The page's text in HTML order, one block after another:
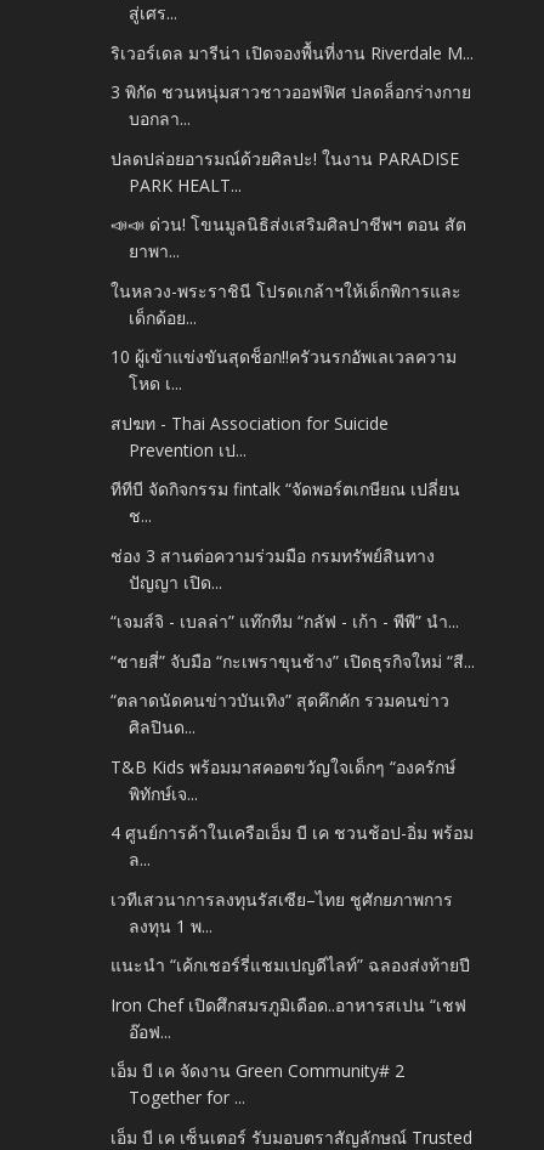
สู่เศร...
ริเวอร์เดล มารีน่า เปิดจองพื้นที่งาน Riverdale M...
3 พิกัด ชวนหนุ่มสาวชาวออฟฟิศ ปลดล็อกร่างกาย
บอกลา...
ปลดปล่อยอารมณ์ด้วยศิลปะ! ในงาน PARADISE
PARK HEALT...
📣📣 ด่วน! โขนมูลนิธิส่งเสริมศิลปาชีพฯ ตอน สัต
ยาพา...
ในหลวง-พระราชินี โปรดเกล้าฯให้เด็กพิการและ
เด็กด้อย...
10 ผู้เข้าแข่งขันสุดช็อก!!ครัวนรกอัพเลเวลความ
โหด เ...
สปฆท - Thai Association for Suicide
Prevention เป...
ทีทีบี จัดกิจกรรม fintalk “จัดพอร์ตเกษียณ เปลี่ยน
ช...
ช่อง 3 สานต่อความร่วมมือ กรมทรัพย์สินทาง
ปัญญา เปิด...
“เจมส์จิ - เบลล่า” แท๊กทีม “กลัฟ - เก้า - พีพี” นำ...
“ชายสี่” จับมือ “กะเพราขุนช้าง” เปิดธุรกิจใหม่ “สี...
“ตลาดนัดคนข่าวบันเทิง” สุดคึกคัก รวมคนข่าว
ศิลปินด...
T&B Kids พร้อมมาสคอตขวัญใจเด็กๆ “องครักษ์
พิทักษ์เจ...
4 ศูนย์การค้าในเครือเอ็ม บี เค ชวนช้อป-อิ่ม พร้อม
ล...
เวทีเสวนาการลงทุนรัสเซีย–ไทย ชูศักยภาพการ
ลงทุน 1 พ...
แนะนำ “เค้กเชอร์รี่แชมเปญดีไลท์” ฉลองส่งท้ายปี
Iron Chef เปิดศึกสมรภูมิเดือด..อาหารสเปน “เชฟ
อ๊อฟ...
เอ็ม บี เค จัดงาน Green Community# 2
Together for ...
เอ็ม บี เค เซ็นเตอร์ รับมอบตราสัญลักษณ์ Trusted